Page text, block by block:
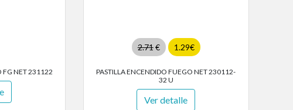
FG NET 231122
2.71€ 1.29€
PASTILLA ENCENDIDO FUEGO NET 230112-
32 U
Ver detalle